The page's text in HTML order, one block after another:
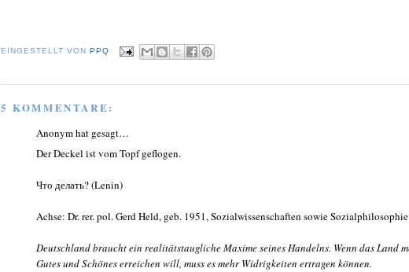
EINGESTELLT VON PPQ
5 KOMMENTARE:
Anonym hat gesagt…
Der Deckel ist vom Topf geflogen.
Что делать? (Lenin)
Achse: Dr. rer. pol. Gerd Held, geb. 1951, Sozialwissenschaften sowie Sozialphilosophie
Deutschland braucht ein realitätstaugliche Maxime seines Handelns. Wenn das Land
Gutes und Schönes erreichen will, muss es mehr Widrigkeiten ertragen können.